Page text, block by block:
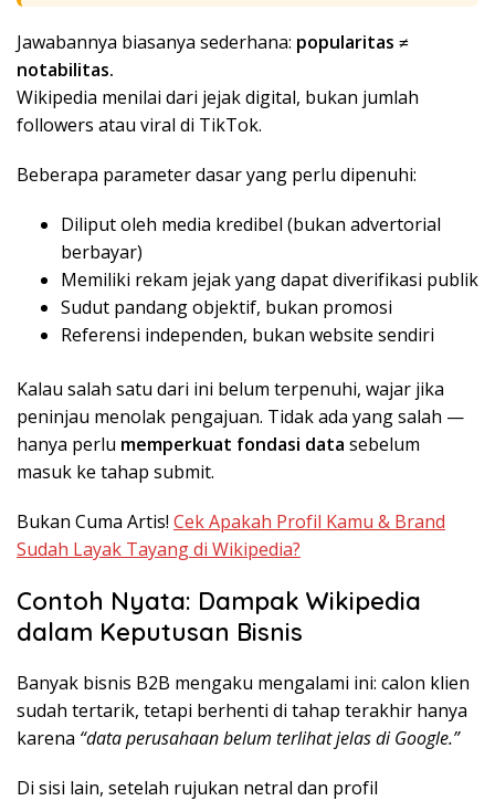
Jawabannya biasanya sederhana: popularitas ≠
notabilitas.
Wikipedia menilai dari jejak digital, bukan jumlah
followers atau viral di TikTok.
Beberapa parameter dasar yang perlu dipenuhi:
Diliput oleh media kredibel (bukan advertorial
berbayar)
Memiliki rekam jejak yang dapat diverifikasi publik
Sudut pandang objektif, bukan promosi
Referensi independen, bukan website sendiri
Kalau salah satu dari ini belum terpenuhi, wajar jika
peninjau menolak pengajuan. Tidak ada yang salah —
hanya perlu memperkuat fondasi data sebelum
masuk ke tahap submit.
Bukan Cuma Artis! Cek Apakah Profil Kamu & Brand
Sudah Layak Tayang di Wikipedia?
Contoh Nyata: Dampak Wikipedia
dalam Keputusan Bisnis
Banyak bisnis B2B mengaku mengalami ini: calon klien
sudah tertarik, tetapi berhenti di tahap terakhir hanya
karena “data perusahaan belum terlihat jelas di Google.”
Di sisi lain, setelah rujukan netral dan profil